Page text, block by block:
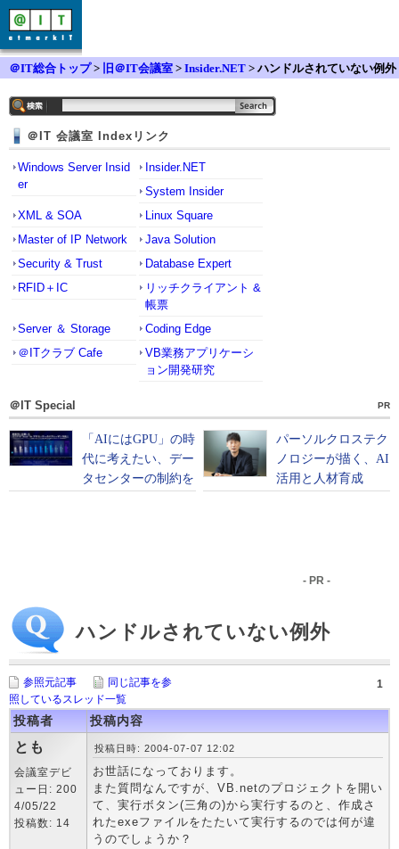
＠IT総合トップ> 旧＠IT会議室 > Insider.NET > ハンドルされていない例外
＠IT 会議室 Indexリンク
Windows Server Insid
er
Insider.NET
System Insider
XML & SOA
Linux Square
Master of IP Network
Java Solution
Security & Trust
Database Expert
RFID＋IC
リッチクライアント &
帳票
Server ＆ Storage
Coding Edge
＠ITクラブ Cafe
VB業務アプリケーシ
ョン開発研究
＠IT Special PR
- PR -
ハンドルされていない例外
参照元記事
同じ記事を参
照しているスレッド一覧
1
投稿者 投稿内容
とも
会議室デビ
ュー日: 200
4/05/22
投稿数: 14
投稿日時: 2004-07-07 12:02
お世話になっております。
また質問なんですが、VB.netのプロジェクトを開い
て、実行ボタン(三角の)から実行するのと、作成さ
れたexeファイルをたたいて実行するのでは何が違
うのでしょうか？